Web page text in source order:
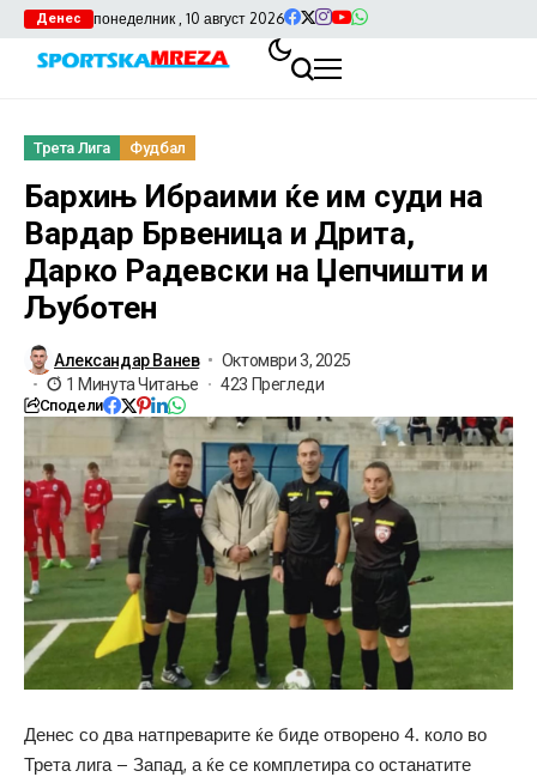
Денес понеделник , 10 август 2026
Трета Лига Фудбал
Бархињ Ибраими ќе им суди на
Вардар Брвеница и Дрита,
Дарко Радевски на Џепчишти и
Љуботен
Александар Ванев
Октомври 3, 2025
1 Минута Читање
423 Прегледи
Сподели
Денес со два натпреварите ќе биде отворено 4. коло во
Трета лига – Запад, а ќе се комплетира со останатите